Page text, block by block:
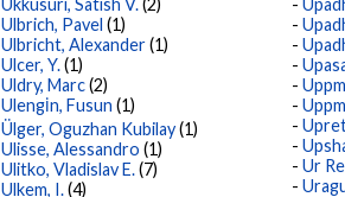
Ukkusuri, Satish V.(2)
Ulbrich, Pavel (1)
Ulbricht, Alexander(1)
Ulcer, Y.(1)
Uldry, Marc(2)
Ulengİn, Fusun (1)
Ülger, Oguzhan Kubilay(1)
Ulisse, Alessandro (1)
Ulitko, Vladislav E.(7)
Ulkem, I.(4)
Ur